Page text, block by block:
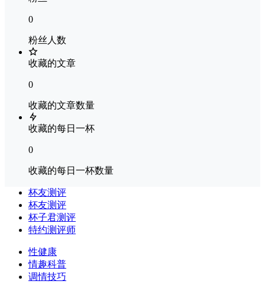
0
粉丝人数
收藏的文章
0
收藏的文章数量
收藏的每日一杯
0
收藏的每日一杯数量
杯友测评
杯友测评
杯子君测评
特约测评师
性健康
情趣科普
调情技巧